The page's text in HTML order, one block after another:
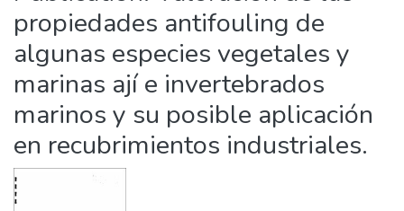
propiedades antifouling de
algunas especies vegetales y
marinas ají e invertebrados
marinos y su posible aplicación
en recubrimientos industriales.